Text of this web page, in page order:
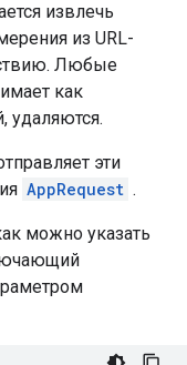
извлечь
из URL-
Любые
как
удаляются.
эти
AppRequest .
можно указать